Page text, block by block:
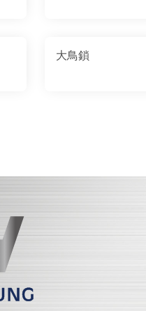
大鳥鎖